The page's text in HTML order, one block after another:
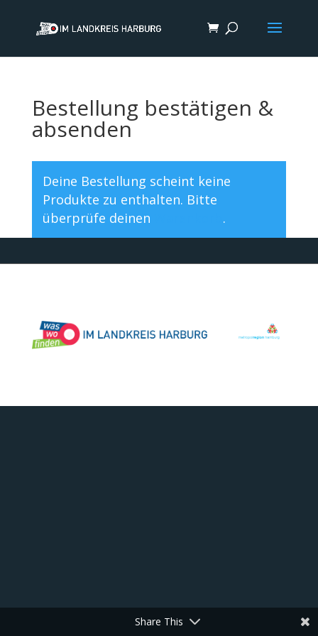
Bestellung bestätigen &
absenden
Deine Bestellung scheint keine
Produkte zu enthalten. Bitte
überprüfe deinen
.
Share This